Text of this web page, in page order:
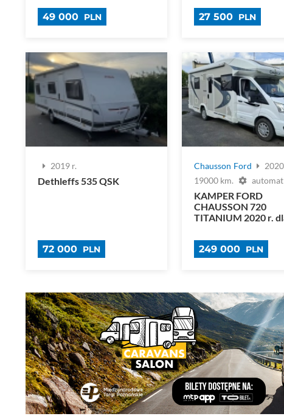
49 000 PLN 27 500 PLN
2019 r.
Dethleffs 535 QSK
72 000 PLN
Chausson Ford
19000 km.
automat
KAMPER FORD
CHAUSSON 720
TITANIUM 2020 r.
249 000 PLN